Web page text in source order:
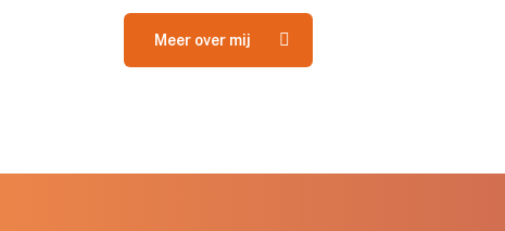
Meer over mij